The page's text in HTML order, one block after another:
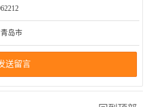
岛市
送留言